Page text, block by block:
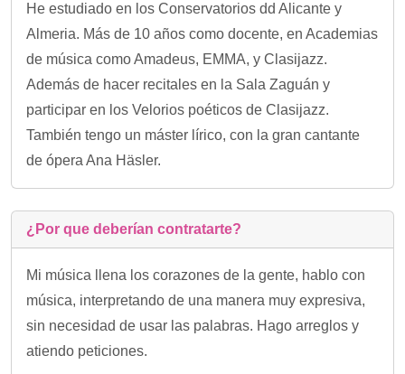
He estudiado en los Conservatorios dd Alicante y
Almeria. Más de 10 años como docente, en Academias
de música como Amadeus, EMMA, y Clasijazz.
Además de hacer recitales en la Sala Zaguán y
participar en los Velorios poéticos de Clasijazz.
También tengo un máster lírico, con la gran cantante
de ópera Ana Häsler.
¿Por que deberían contratarte?
Mi música llena los corazones de la gente, hablo con
música, interpretando de una manera muy expresiva,
sin necesidad de usar las palabras. Hago arreglos y
atiendo peticiones.